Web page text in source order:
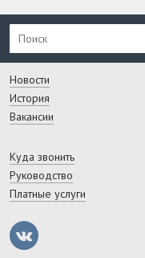
Новости
История
Вакансии
Куда звонить
Руководство
Платные услуги